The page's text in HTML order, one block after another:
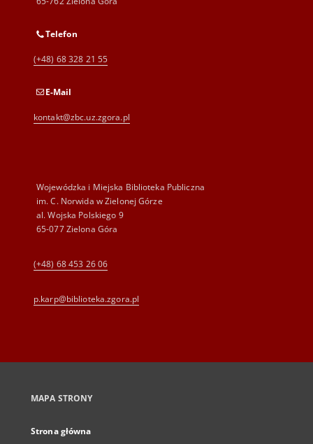
Telefon
(+48) 68 328 21 55
E-Mail
kontakt@zbc.uz.zgora.pl
Wojewódzka i Miejska Biblioteka Publiczna
im. C. Norwida w Zielonej Górze
al. Wojska Polskiego 9
65-077 Zielona Góra
(+48) 68 453 26 06
p.karp@biblioteka.zgora.pl
MAPA STRONY
Strona główna